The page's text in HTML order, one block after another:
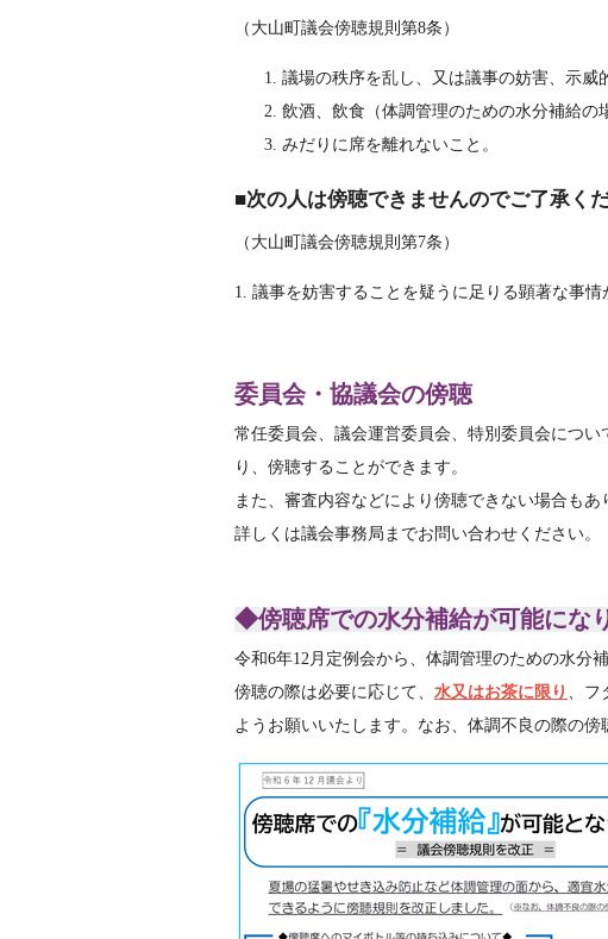
（大山町議会傍聴規則第8条）
議場の秩序を乱し、又は議事の妨害、示威
飲酒、飲食（体調管理のための水分補給の
みだりに席を離れないこと。
次の人は傍聴できませんのでご了承く
（大山町議会傍聴規則第7条）
1. 議事を妨害することを疑うに足りる顕著な事情
委員会・協議会の傍聴
常任委員会、議会運営委員会、特別委員会につ
り、傍聴することができます。
また、審査内容などにより傍聴できない場合もあ
詳しくは議会事務局までお問い合わせください。
◆傍聴席での水分補給が可能にな
令和6年12月定例会から、体調管理のための水分
傍聴の際は必要に応じて、 水又はお茶に限り 、フ
ようお願いいたします。なお、体調不良の際の傍